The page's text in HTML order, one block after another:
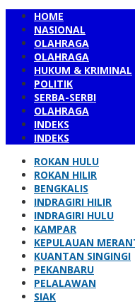
HOME
NASIONAL
OLAHRAGA
OLAHRAGA
HUKUM & KRIMINAL
POLITIK
SERBA-SERBI
OLAHRAGA
INDEKS
INDEKS
ROKAN HULU
ROKAN HILIR
BENGKALIS
INDRAGIRI HILIR
INDRAGIRI HULU
KAMPAR
KEPULAUAN
KUANTAN SINGINGI
PEKANBARU
PELALAWAN
SIAK